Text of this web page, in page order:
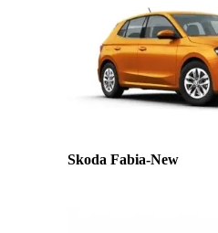
Skoda Fabia-New